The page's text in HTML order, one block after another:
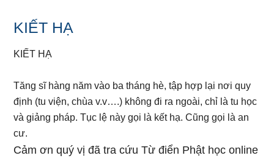
KIẾT HẠ
KIẾT HẠ
Tăng sĩ hàng năm vào ba tháng hè, tập hợp lại nơi quy
định (tu viện, chùa v.v….) không đi ra ngoài, chỉ là tu học
và giảng pháp. Tục lệ này gọi là kết hạ. Cũng gọi là an
cư.
Cảm ơn quý vị đã tra cứu Từ điển Phật học online